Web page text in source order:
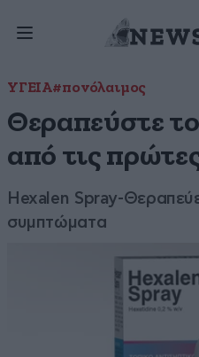
ΥΓΕΙΑ#πονόλαιμος
Θεραπεύστε
από τις
Hexalen Spray-
συμπτώματα